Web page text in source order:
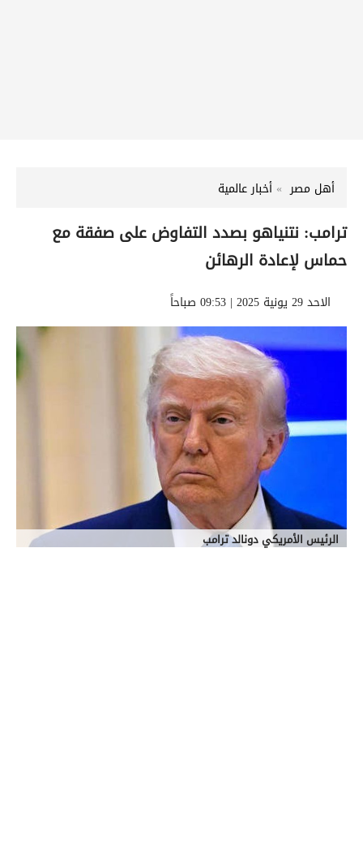
أهل مصر أخبار عالمية
ترامب: نتنياهو بصدد التفاوض على صفقة مع
حماس لإعادة الرهائن
الاحد 29 يونية 2025 | 09:53 صباحاً
الرئيس الأمريكي دونالد ترامب